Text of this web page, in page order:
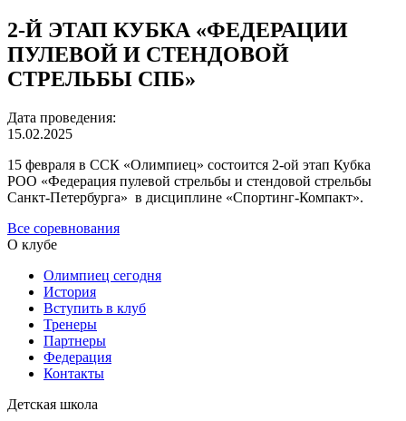
2-Й ЭТАП КУБКА «ФЕДЕРАЦИИ
ПУЛЕВОЙ И СТЕНДОВОЙ
СТРЕЛЬБЫ СПБ»
Дата проведения:
15.02.2025
15 февраля в ССК «Олимпиец» состоится 2-ой этап Кубка
РОО «Федерация пулевой стрельбы и стендовой стрельбы
Санкт-Петербурга» в дисциплине «Спортинг-Компакт».
Все соревнования
О клубе
Олимпиец сегодня
История
Вступить в клуб
Тренеры
Партнеры
Федерация
Контакты
Детская школа